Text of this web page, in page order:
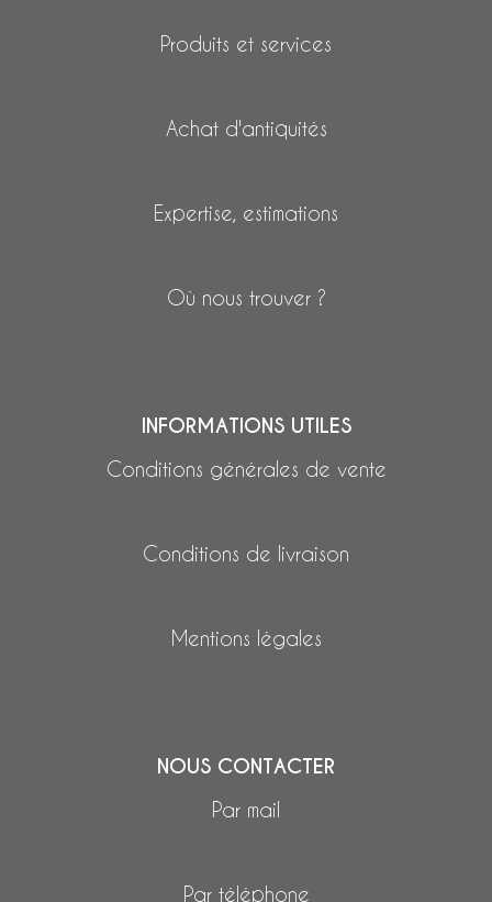
Produits et services
Achat d'antiquités
Expertise, estimations
Où nous trouver ?
INFORMATIONS UTILES
Conditions générales de vente
Conditions de livraison
Mentions légales
NOUS CONTACTER
Par mail
Par téléphone